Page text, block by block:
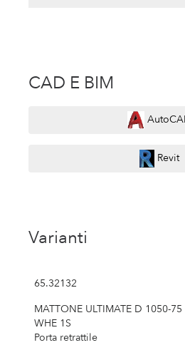
CAD E BIM
Revit
Varianti
65.32132
MATTONE ULTIMATE D 1050-75
WHE 1S
Porta retrattile